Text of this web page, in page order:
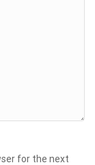
for the next